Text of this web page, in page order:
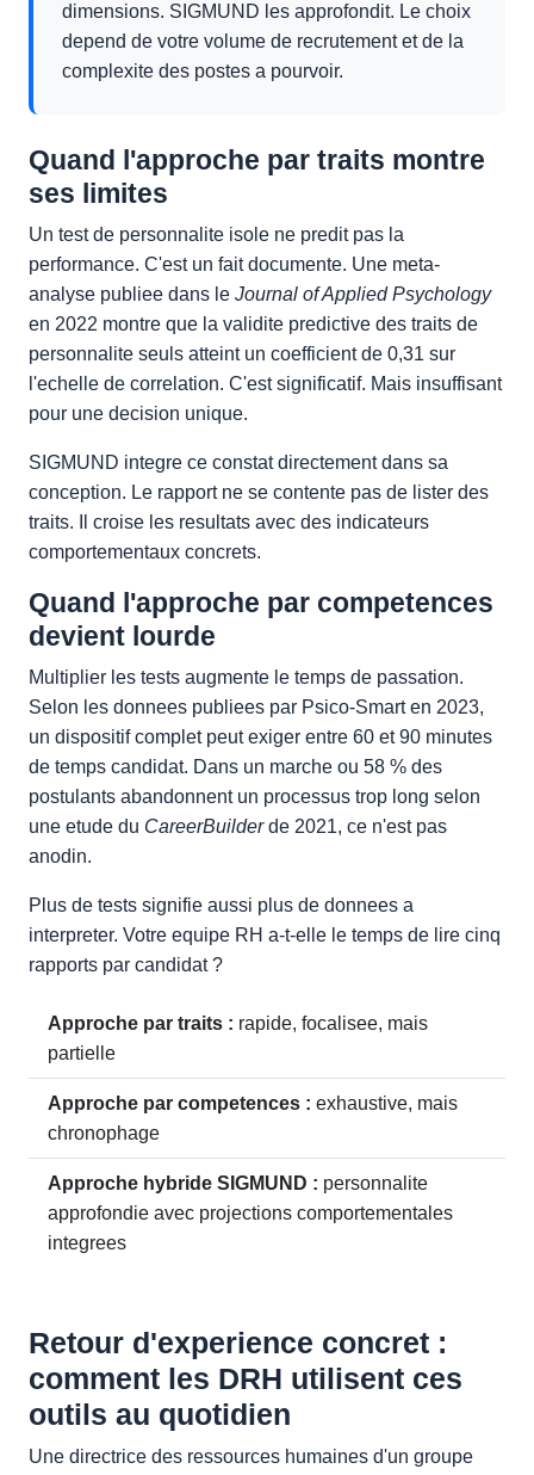
dimensions. SIGMUND les approfondit. Le choix
depend de votre volume de recrutement et de la
complexite des postes a pourvoir.
Quand l'approche par traits montre
ses limites
Un test de personnalite isole ne predit pas la
performance. C'est un fait documente. Une meta-
analyse publiee dans le Journal of Applied Psychology
en 2022 montre que la validite predictive des traits de
personnalite seuls atteint un coefficient de 0,31 sur
l'echelle de correlation. C'est significatif. Mais insuffisant
pour une decision unique.
SIGMUND integre ce constat directement dans sa
conception. Le rapport ne se contente pas de lister des
traits. Il croise les resultats avec des indicateurs
comportementaux concrets.
Quand l'approche par competences
devient lourde
Multiplier les tests augmente le temps de passation.
Selon les donnees publiees par Psico-Smart en 2023,
un dispositif complet peut exiger entre 60 et 90 minutes
de temps candidat. Dans un marche ou 58 % des
postulants abandonnent un processus trop long selon
une etude du CareerBuilderde 2021, ce n'est pas
anodin.
Plus de tests signifie aussi plus de donnees a
interpreter. Votre equipe RH a-t-elle le temps de lire cinq
rapports par candidat ?
Approche par traits : rapide, focalisee, mais
partielle
Approche par competences : exhaustive, mais
chronophage
Approche hybride SIGMUND : personnalite
approfondie avec projections comportementales
integrees
Retour d'experience concret :
comment les DRH utilisent ces
outils au quotidien
Une directrice des ressources humaines d'un groupe